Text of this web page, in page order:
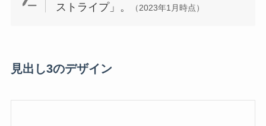
ストライプ」。
（2023年1月時点）
見出し3のデザイン